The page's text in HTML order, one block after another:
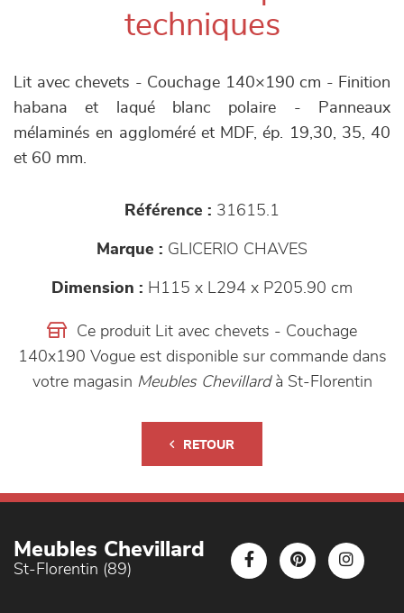
techniques
Lit avec chevets - Couchage 140×190 cm - Finition
habana et laqué blanc polaire - Panneaux
mélaminés en aggloméré et MDF, ép. 19,30, 35, 40
et 60 mm.
Référence : 31615.1
Marque : GLICERIO CHAVES
Dimension : H115 x L294 x P205.90 cm
Ce produit Lit avec chevets - Couchage
140x190 Vogue est disponible sur commande dans
votre magasin Meubles Chevillardà St-Florentin
RETOUR
Meubles Chevillard
St-Florentin (89)